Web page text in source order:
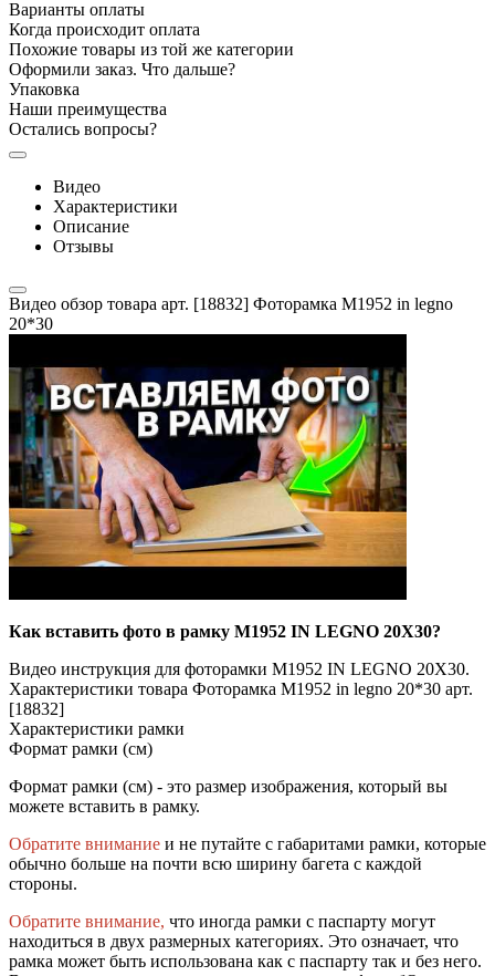
Варианты оплаты
Когда происходит оплата
Похожие товары из той же категории
Оформили заказ. Что дальше?
Упаковка
Наши преимущества
Остались вопросы?
Видео
Характеристики
Описание
Отзывы
Видео обзор товара арт. [18832] Фоторамка M1952 in legno
20*30
Как вставить фото в рамку M1952 IN LEGNO 20X30?
Видео инструкция для фоторамки M1952 IN LEGNO 20X30.
Характеристики товара Фоторамка M1952 in legno 20*30 арт.
[18832]
Характеристики рамки
Формат рамки (см)
Формат рамки (см) - это размер изображения, который вы
можете вставить в рамку.
Обратите внимание и не путайте с габаритами рамки, которые
обычно больше на почти всю ширину багета с каждой
стороны.
Обратите внимание, что иногда рамки с паспарту могут
находиться в двух размерных категориях. Это означает, что
рамка может быть использована как с паспарту так и без него.